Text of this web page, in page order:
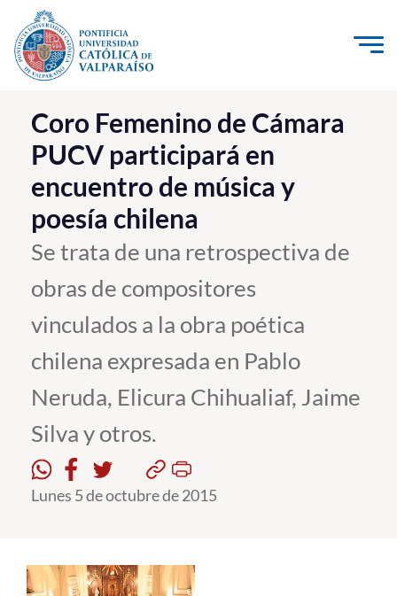
Click acá para ir directamente al contenido
La Universidad
Investigación, Creación e Innovación
PUCV Internacional
Vinculación con el Medio
Admisión
Pregrado
Postgrado
Formación Continua
Estudiantes
Académicos
Coro Femenino de Cámara
PUCV participará en
encuentro de música y
poesía chilena
Se trata de una retrospectiva de
obras de compositores
vinculados a la obra poética
chilena expresada en Pablo
Neruda, Elicura Chihualiaf, Jaime
Silva y otros.
Lunes 5 de octubre de 2015